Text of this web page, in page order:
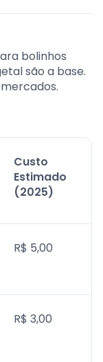
bolinhos
são a base.
Custo
Estimado
(2025)
R$ 5,00
R$ 3,00